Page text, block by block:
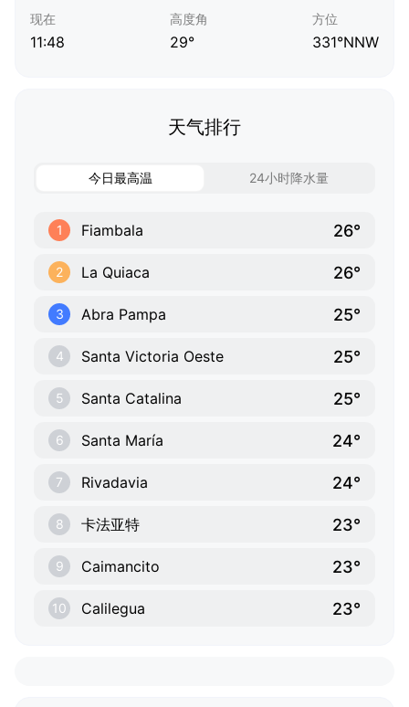
现在
11:48
高度角
29°
方位
331°NNW
天气排行
今日最高温 24小时降水量
1 Fiambala 26°
2 La Quiaca 26°
3 Abra Pampa 25°
4 Santa Victoria Oeste 25°
5 Santa Catalina 25°
6 Santa María 24°
7 Rivadavia 24°
8 卡法亚特 23°
9 Caimancito 23°
10 Calilegua 23°